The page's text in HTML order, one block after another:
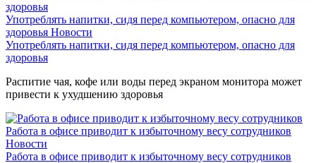
Употреблять напитки, сидя перед компьютером, опасно для
здоровья Новости
Употреблять напитки, сидя перед компьютером, опасно для
здоровья
Распитие чая, кофе или воды перед экраном монитора может
привести к ухудшению здоровья
Работа в офисе приводит к избыточному весу сотрудников
Новости
Работа в офисе приводит к избыточному весу сотрудников